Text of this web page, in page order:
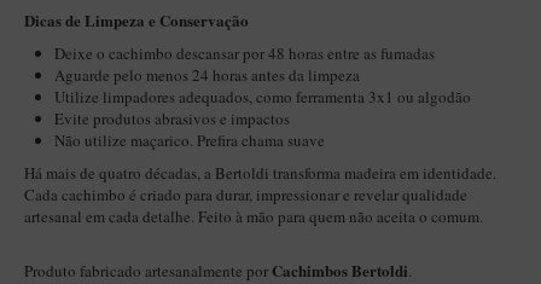
Blends Para Cachimbo
Cachimbos
Limpadores para Cachimbo
Suportes
Filtros
Isqueiros
Dicas de Limpeza e Conservação
Deixe o cachimbo descansar por 48 horas entre as fumadas
Aguarde pelo menos 24 horas antes da limpeza
Utilize limpadores adequados, como ferramenta 3x1 ou algodão
Evite produtos abrasivos e impactos
Não utilize maçarico. Prefira chama suave
Há mais de quatro décadas, a Bertoldi transforma madeira em identidade.
Cada cachimbo é criado para durar, impressionar e revelar qualidade
artesanal em cada detalhe. Feito à mão para quem não aceita o comum.
Produto fabricado artesanalmente por Cachimbos Bertoldi.